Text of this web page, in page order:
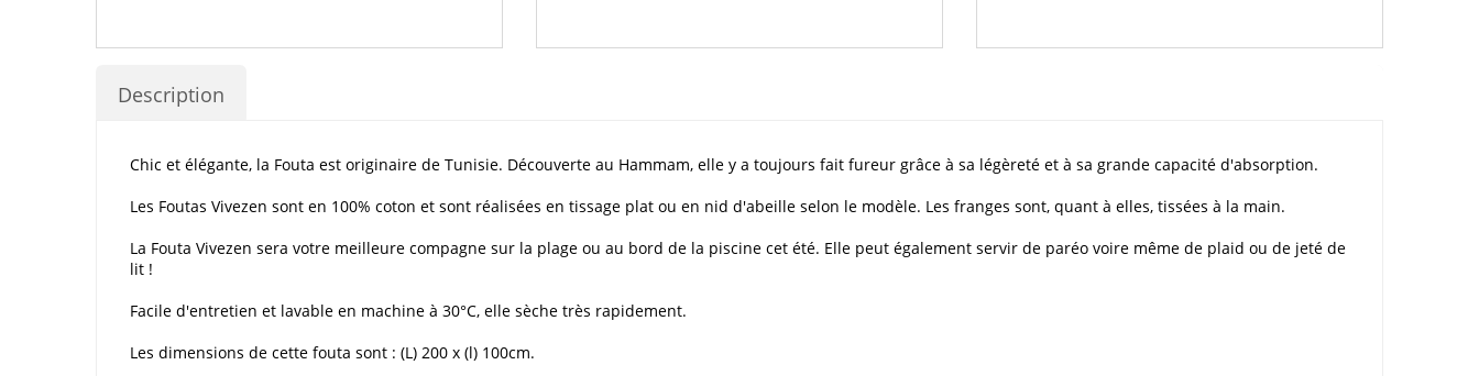
Description
Chic et élégante, la Fouta est originaire de Tunisie. Découverte au Hammam, elle y a toujours fait fureur grâce à sa légèreté et à sa grande capacité d'absorption.
Les Foutas Vivezen sont en 100% coton et sont réalisées en tissage plat ou en nid d'abeille selon le modèle. Les franges sont, quant à elles, tissées à la main.
La Fouta Vivezen sera votre meilleure compagne sur la plage ou au bord de la piscine cet été. Elle peut également servir de paréo voire même de plaid ou de jeté de
lit !
Facile d'entretien et lavable en machine à 30°C, elle sèche très rapidement.
Les dimensions de cette fouta sont : (L) 200 x (l) 100cm.